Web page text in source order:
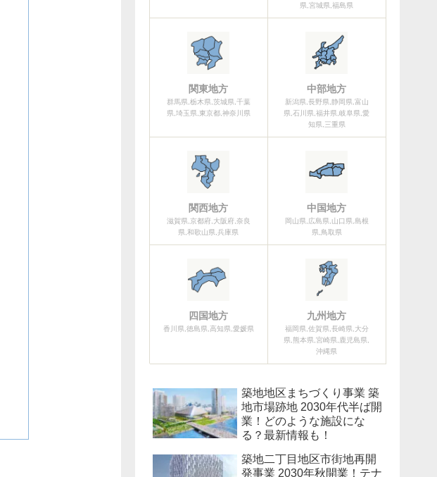
県,宮城県,福島県
関東地方
群馬県,栃木県,茨城県,千葉
県,埼玉県,東京都,神奈川県
中部地方
新潟県,長野県,静岡県,富山
県,石川県,福井県,岐阜県,愛
知県,三重県
関西地方
滋賀県,京都府,大阪府,奈良
県,和歌山県,兵庫県
中国地方
岡山県,広島県,山口県,島根
県,鳥取県
四国地方
香川県,徳島県,高知県,愛媛県
九州地方
福岡県,佐賀県,長崎県,大分
県,熊本県,宮崎県,鹿児島県,
沖縄県
築地地区まちづくり事業 築
地市場跡地 2030年代半ば開
業！どのような施設にな
る？最新情報も！
築地二丁目地区市街地再開
発事業 2030年秋開業！テナ